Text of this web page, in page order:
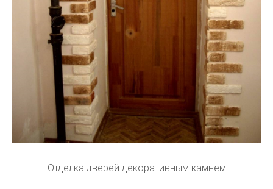
Отделка дверей декоративным камнем